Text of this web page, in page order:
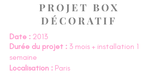
PROJET BOX
DÉCORATIF
Date : 2013
Durée du projet : 3 mois + installation 1
semaine
Localisation : Paris